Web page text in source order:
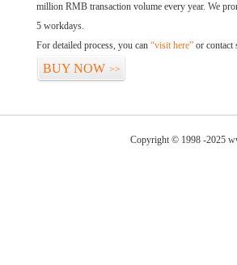
million RMB transaction volume every year. We
5 workdays.
For detailed process, you can “visit here” or contact
BUY NOW >>
Copyright © 1998 -2025